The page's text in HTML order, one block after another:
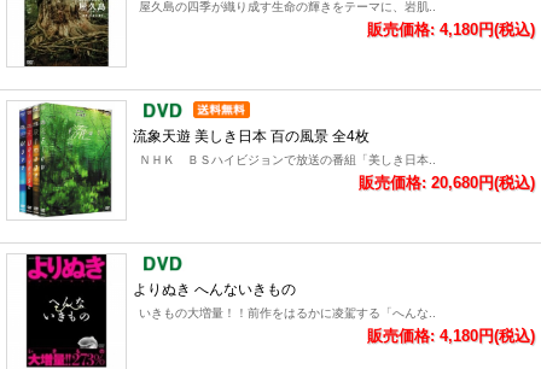
屋久島の四季が織り成す生命の輝きをテーマに、岩肌..
販売価格: 4,180円(税込)
流象天遊 美しき日本 百の風景 全4枚
ＮＨＫ ＢＳハイビジョンで放送の番組「美しき日本..
販売価格: 20,680円(税込)
よりぬき へんないきもの
いきもの大増量！！前作をはるかに凌駕する「へんな..
販売価格: 4,180円(税込)